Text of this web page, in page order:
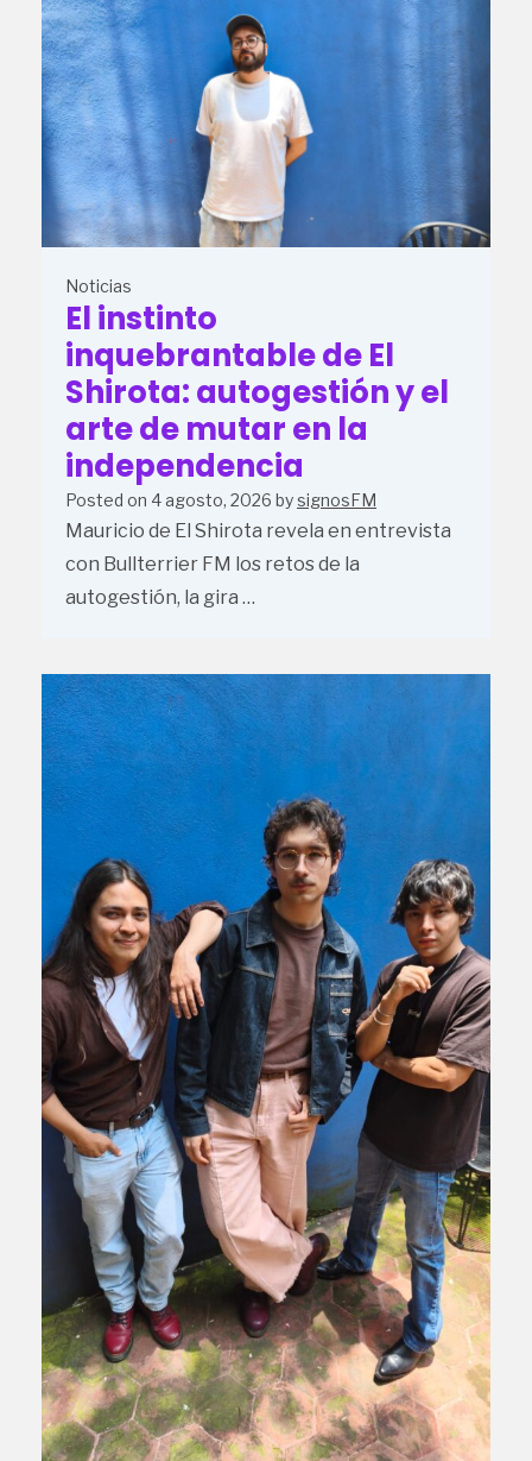
Noticias
El instinto
inquebrantable de El
Shirota: autogestión y el
arte de mutar en la
independencia
Posted on 4 agosto, 2026 bysignosFM
Mauricio de El Shirota revela en entrevista
con Bullterrier FM los retos de la
autogestión, la gira …